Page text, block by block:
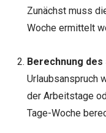
Zunächst muss
Woche ermittelt
Berechnung
Urlaubsanspruch
der Arbeitstage
Tage-Woche